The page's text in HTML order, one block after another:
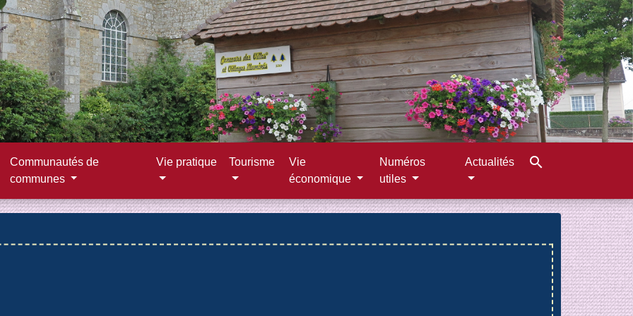
Communautés de
communes
Vie pratique Tourisme
Vie
économique
Numéros
utiles
Actualités search